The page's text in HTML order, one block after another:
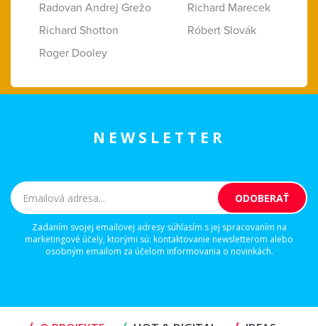
Radovan Andrej Grežo
Richard Marecek
Richard Shotton
Róbert Slovák
Roger Dooley
NEWSLETTER
Zadaním svojej emailovej adresy súhlasím s jej spracovaním na
marketingové účely, ktorými sú: kontaktovanie newsletterom alebo
osobným emailom za účelom informovania o novinkách.